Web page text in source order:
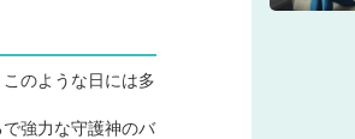
のような日には多
強力な守護神のバ